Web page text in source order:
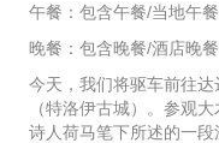
午餐：包含午餐/当地午餐
晚餐：包含晚餐/酒店晚餐
今天，我们将驱车前往
（特洛伊古城）。参观
诗人荷马笔下所述的一